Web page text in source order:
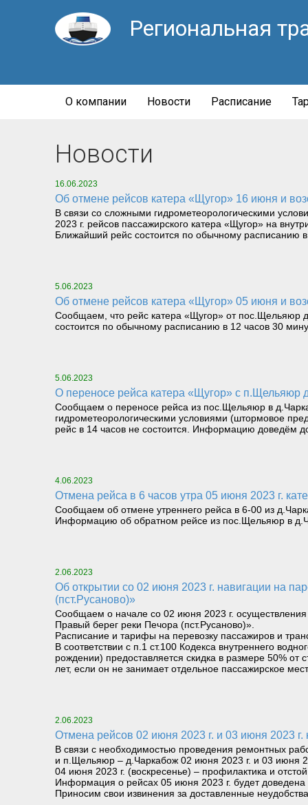
Региональная
О компании Новости Расписание
Новости
16.06.2023
Об отмене рейсов катера «Щугор» 16 июня и
В связи со сложными гидрометеорологическими
2023 г. рейсов пассажирского катера «Щугор» на
Ближайший рейс состоится по обычному расписанию
5.06.2023
Об отмене рейсов катера «Щугор» 05 июня и
Сообщаем, что рейс катера «Щугор» от пос.Щельяюр
состоится по обычному расписанию в 12 часов 30
5.06.2023
О переносе рейса катера «Щугор» с
Сообщаем о переносе рейса из пос.Щельяюр в
гидрометеорологическими условиями (штормовое
рейс в 14 часов не состоится. Информацию доведём
4.06.2023
Отмена рейса в 6 часов утра 05 июня 2023 г.
Сообщаем об отмене утреннего рейса в 6-00 из
Информацию об обратном рейсе из пос.Щельяюр в
2.06.2023
Об открытии со 02 июня 2023 г. навигации на паромном маршруте «Левый берег реки Печора (Троицко-Печорск) – Правый берег реки Печора
(пст.Русаново)»
Сообщаем о начале со 02 июня 2023 г.
Правый берег реки Печора (пст.Русаново)».
Расписание и тарифы на перевозку пассажиров и
В соответствии с п.1 ст.100 Кодекса внутреннего
рождении) предоставляется скидка в размере 50% от
лет, если он не занимает отдельное пассажирское
2.06.2023
Отмена рейсов 02 июня 2023 г. и 03 июня
В связи с необходимостью проведения ремонтных
и п.Щельяюр – д.Чаркабож 02 июня 2023 г. и 03 июня
04 июня 2023 г. (воскресенье) – профилактика и
Информация о рейсах 05 июня 2023 г. будет
Приносим свои извинения за доставленные